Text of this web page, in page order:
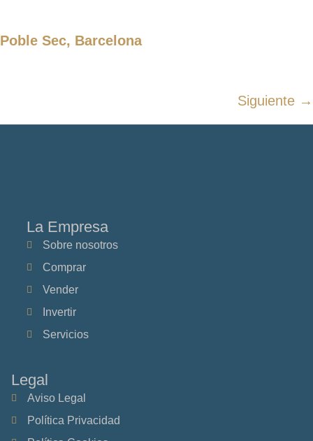
Poble Sec, Barcelona
Siguiente →
La Empresa
Sobre nosotros
Comprar
Vender
Invertir
Servicios
Legal
Aviso Legal
Política Privacidad